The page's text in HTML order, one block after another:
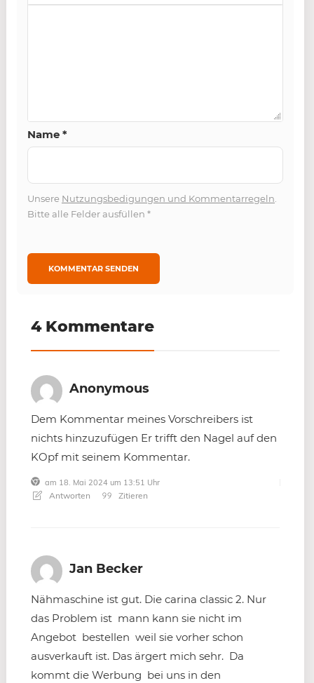
Name *
Unsere Nutzungsbedigungen und Kommentarregeln
Bitte alle Felder ausfüllen *
4 Kommentare
Anonymous
Dem Kommentar meines Vorschreibers ist
nichts hinzuzufügen Er trifft den Nagel auf den
KOpf mit seinem Kommentar.
am 18. Mai 2024 um 13:51 Uhr
Antworten Zitieren
Jan Becker
Nähmaschine ist gut. Die carina classic 2. Nur
das Problem ist mann kann sie nicht im
Angebot bestellen weil sie vorher schon
ausverkauft ist. Das ärgert mich sehr. Da
kommt die Werbung bei uns in den